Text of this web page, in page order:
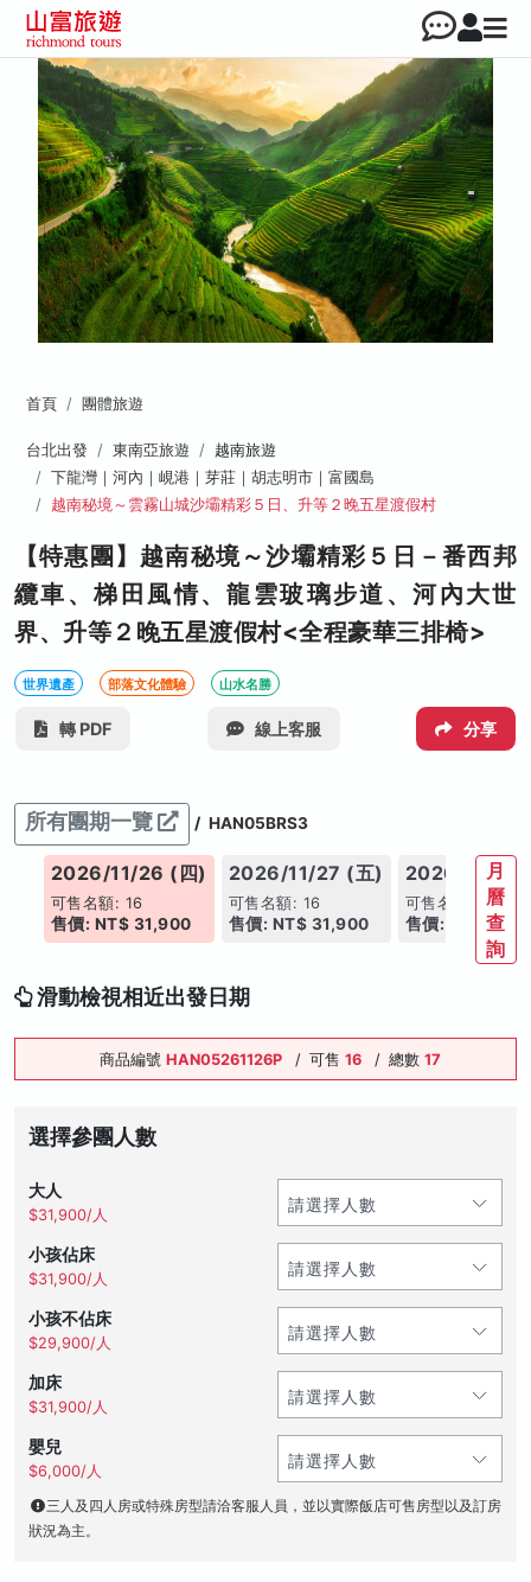
首頁 團體旅遊
台北出發 東南亞旅遊
越南旅遊
下龍灣｜河內｜峴港｜芽莊｜胡志明市｜富國島
越南秘境～雲霧山城沙壩精彩５日、升等２晚五星渡假村
【特惠團】越南秘境～沙壩精彩５日－番西邦
纜車、梯田風情、龍雲玻璃步道、河內大世
界、升等２晚五星渡假村<全程豪華三排椅>
世界遺產 部落文化體驗 山水名勝
轉 PDF 線上客服 分享
所有團期一覽 / HAN05BRS3
2026/11/26 (四)
可售名額: 16
售價: NT$ 31,900
2026/11/27 (五)
可售名額: 16
售價: NT$ 31,900
2026/11/28
可售名額: 16
售價: NT$
月
曆
查
詢
滑動檢視相近出發日期
商品編號 HAN05261126P / 可售 16 / 總數 17
選擇參團人數
大人
$31,900/人
小孩佔床
$31,900/人
小孩不佔床
$29,900/人
加床
$31,900/人
嬰兒
$6,000/人
三人及四人房或特殊房型請洽客服人員，並以實際飯店可售房型以及訂房
狀況為主。